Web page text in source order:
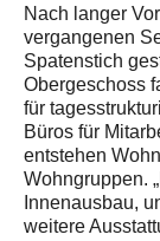
Nach langer
vergangenen
Spatenstich
Obergeschoss
für
Büros für
entstehen
Wohngruppen.
Innenausbau,
weitere